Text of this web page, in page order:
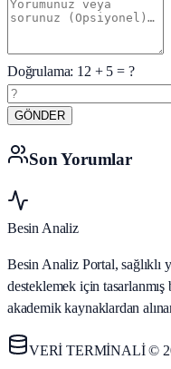
Doğrulama: 12+ 5 = ?
GÖNDER
Son Yorumlar
Besin Analiz
Besin Analiz Portal, sağlıklı
desteklemek için
akademik kaynaklardan
VERİ TERMİNALİ ©